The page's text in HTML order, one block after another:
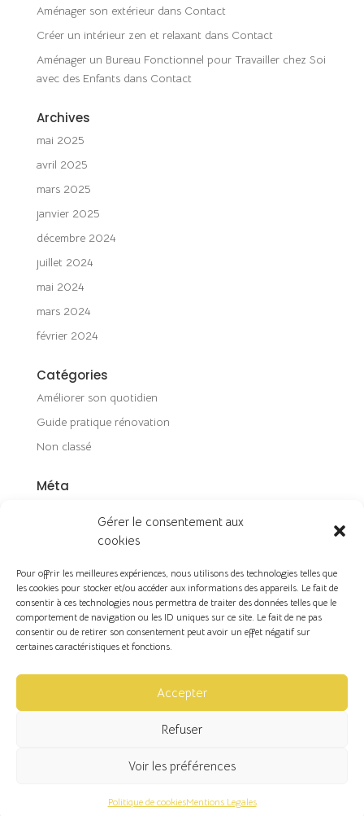
Gérer le consentement aux
cookies
Pour offrir les meilleures expériences, nous utilisons des technologies telles que
les cookies pour stocker et/ou accéder aux informations des appareils. Le fait de
consentir à ces technologies nous permettra de traiter des données telles que le
comportement de navigation ou les ID uniques sur ce site. Le fait de ne pas
consentir ou de retirer son consentement peut avoir un effet négatif sur
certaines caractéristiques et fonctions.
Accepter
Refuser
Voir les préférences
Politique de cookiesMentions Legales
Aménager son extérieurdans Contact
Créer un intérieur zen et relaxant dans Contact
Aménager un Bureau Fonctionnel pour Travailler chez Soi
avec des Enfantsdans Contact
Archives
mai 2025
avril 2025
mars 2025
janvier 2025
décembre 2024
juillet 2024
mai 2024
mars 2024
février 2024
Catégories
Améliorer son quotidien
Guide pratique rénovation
Non classé
Méta
Flux des publications
Site de WordPress-FR
Copyright ©2026 | VL Design d'espace & Décoration
Politique de cookies (UE)
Mentions légales